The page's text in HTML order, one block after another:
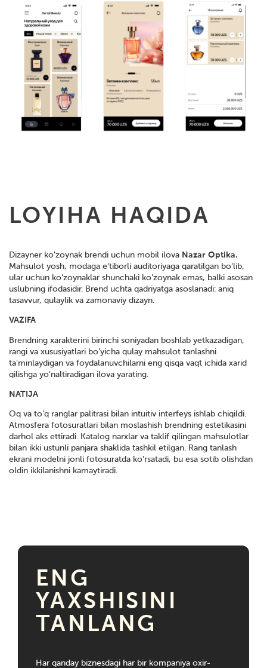
LOYIHA HAQIDA
Dizayner ko'zoynak brendi uchun mobil ilova Nazar Optika.
Mahsulot yosh, modaga e'tiborli auditoriyaga qaratilgan bo'lib,
ular uchun ko'zoynaklar shunchaki ko'zoynak emas, balki asosan
uslubning ifodasidir. Brend uchta qadriyatga asoslanadi: aniq
tasavvur, qulaylik va zamonaviy dizayn.
VAZIFA
Brendning xarakterini birinchi soniyadan boshlab yetkazadigan,
rangi va xususiyatlari bo'yicha qulay mahsulot tanlashni
ta'minlaydigan va foydalanuvchilarni eng qisqa vaqt ichida xarid
qilishga yo'naltiradigan ilova yarating.
NATIJA
Oq va to'q ranglar palitrasi bilan intuitiv interfeys ishlab chiqildi.
Atmosfera fotosuratlari bilan moslashish brendning estetikasini
darhol aks ettiradi. Katalog narxlar va taklif qilingan mahsulotlar
bilan ikki ustunli panjara shaklida tashkil etilgan. Rang tanlash
ekrani modelni jonli fotosuratda ko'rsatadi, bu esa sotib olishdan
oldin ikkilanishni kamaytiradi.
ENG
YAXSHISINI
TANLANG
Har qanday biznesdagi har bir kompaniya oxir-